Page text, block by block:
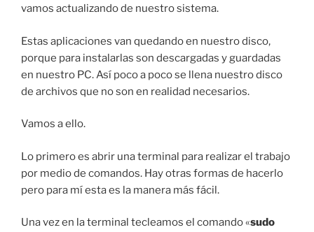
vamos actualizando de nuestro sistema.
Estas aplicaciones van quedando en nuestro disco,
porque para instalarlas son descargadas y guardadas
en nuestro PC. Así poco a poco se llena nuestro disco
de archivos que no son en realidad necesarios.
Vamos a ello.
Lo primero es abrir una terminal para realizar el trabajo
por medio de comandos. Hay otras formas de hacerlo
pero para mí esta es la manera más fácil.
Una vez en la terminal tecleamos el comando «sudo